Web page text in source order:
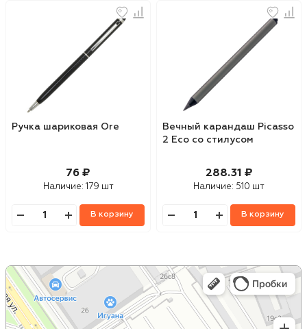
Ручка шариковая Ore
76 ₽
Наличие: 179 шт
В корзину
Вечный карандаш Picasso
2 Eco со стилусом
288.31 ₽
Наличие: 510 шт
В корзину